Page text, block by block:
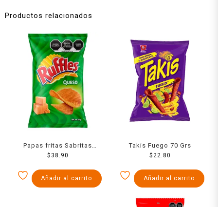
Productos relacionados
Papas fritas Sabritas
Ruffles sabor queso 130 g
$ 38.90
Añadir al carrito
Takis Fuego 70 Grs
$ 22.80
Añadir al carrito